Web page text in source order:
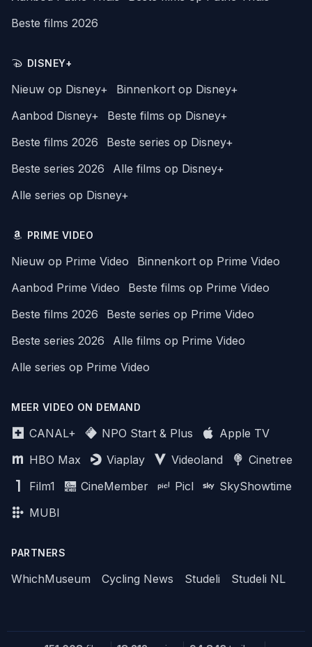
Beste films 2026
DISNEY+
Nieuw op Disney+
Binnenkort op Disney+
Aanbod Disney+
Beste films op Disney+
Beste films 2026
Beste series op Disney+
Beste series 2026
Alle films op Disney+
Alle series op Disney+
PRIME VIDEO
Nieuw op Prime Video
Binnenkort op Prime Video
Aanbod Prime Video
Beste films op Prime Video
Beste films 2026
Beste series op Prime Video
Beste series 2026
Alle films op Prime Video
Alle series op Prime Video
MEER VIDEO ON DEMAND
CANAL+ NPO Start & Plus
Apple TV
HBO Max
Viaplay Videoland
Cinetree
Film1
CineMember Picl
SkyShowtime
MUBI
PARTNERS
WhichMuseum Cycling News Studeli Studeli NL